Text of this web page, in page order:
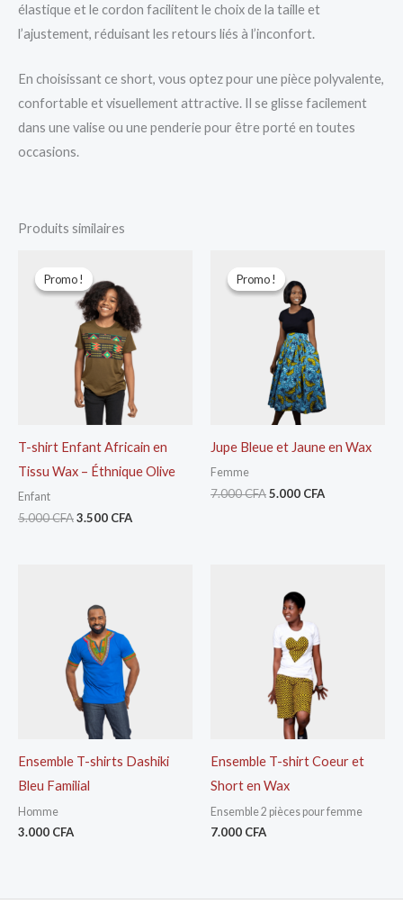
élastique et le cordon facilitent le choix de la taille et
l’ajustement, réduisant les retours liés à l’inconfort.
En choisissant ce short, vous optez pour une pièce polyvalente,
confortable et visuellement attractive. Il se glisse facilement
dans une valise ou une penderie pour être porté en toutes
occasions.
Produits similaires
Promo !
Promo !
T-shirt Enfant Africain en
Tissu Wax – Éthnique Olive
Enfant
5.000CFA
prix
initial
était :
5.000 CFA.
3.500 CFA
est :
3.500 CFA.
Promo !
Promo !
Jupe Bleue et Jaune en Wax
Femme
7.000CFA
prix
initial
était :
7.000 CFA.
5.000 CFA
Ensemble T-shirts Dashiki
Bleu Familial
Homme
3.000 CFA
Ensemble T-shirt Coeur et
Short en Wax
Ensemble 2 pièces pour femme
7.000 CFA